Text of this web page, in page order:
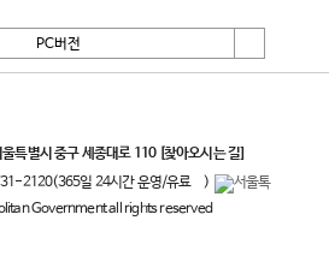
PC버전
특별시 중구 세종대로 110 [찾아오시는 길]
2120(365일 24시간 운영/유료
)
Government all rights reserved